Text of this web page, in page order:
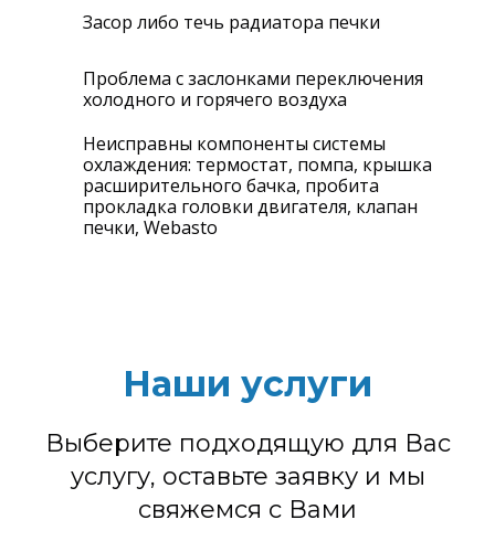
Засор либо течь радиатора печки
Проблема с заслонками переключения
холодного и горячего воздуха
Неисправны компоненты системы
охлаждения: термостат, помпа, крышка
расширительного бачка, пробита
прокладка головки двигателя, клапан
печки, Webasto
Наши услуги
Выберите подходящую для Вас
услугу, оставьте заявку и мы
свяжемся с Вами